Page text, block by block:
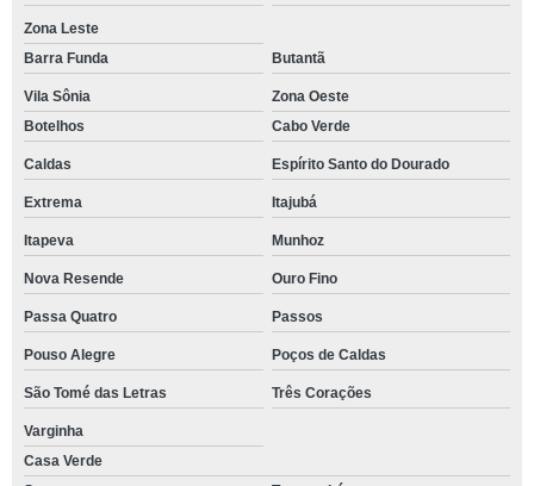
Zona Leste
Barra Funda
Butantã
Vila Sônia
Zona Oeste
Botelhos
Cabo Verde
Caldas Espírito Santo do Dourado
Extrema Itajubá
Itapeva Munhoz
Nova Resende Ouro Fino
Passa Quatro Passos
Pouso Alegre Poços de Caldas
São Tomé das Letras Três Corações
Varginha
Casa Verde